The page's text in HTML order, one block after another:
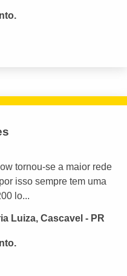
tornou-se a maior rede
isso sempre tem uma
lo...
Luiza, Cascavel - PR